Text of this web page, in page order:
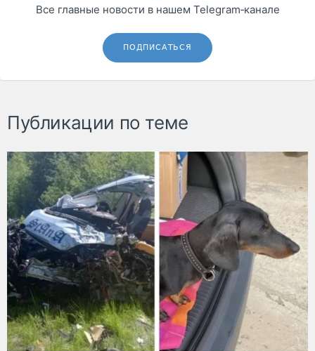
Все главные новости в нашем Telegram‑канале
ПОДПИСАТЬСЯ
Публикации по теме